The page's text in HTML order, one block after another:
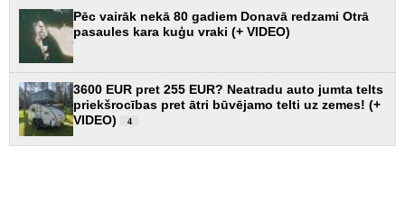
Pēc vairāk nekā 80 gadiem Donavā redzami Otrā
pasaules kara kuģu vraki (+ VIDEO)
3600 EUR pret 255 EUR? Neatradu auto jumta telts
priekšrocības pret ātri būvējamo telti uz zemes! (+
VIDEO)
4